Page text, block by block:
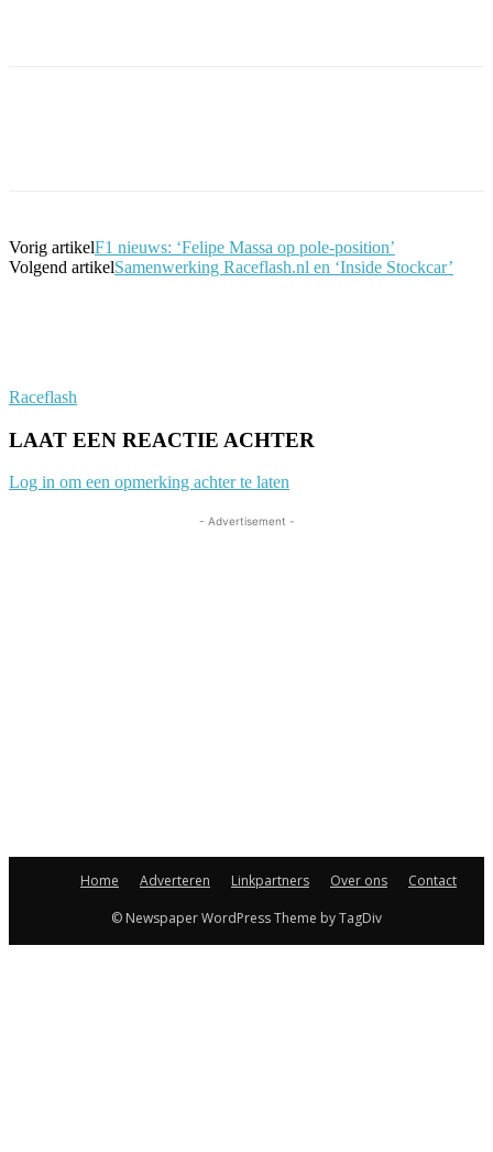
Vorig artikelF1 nieuws: ‘Felipe Massa op pole-position’
Volgend artikelSamenwerking Raceflash.nl en ‘Inside Stockcar’
Raceflash
LAAT EEN REACTIE ACHTER
Log in om een opmerking achter te laten
- Advertisement -
Home Adverteren Linkpartners Over ons
Contact
© Newspaper WordPress Theme by TagDiv